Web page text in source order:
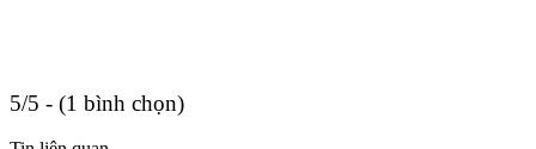
5/5 - (1 bình chọn)